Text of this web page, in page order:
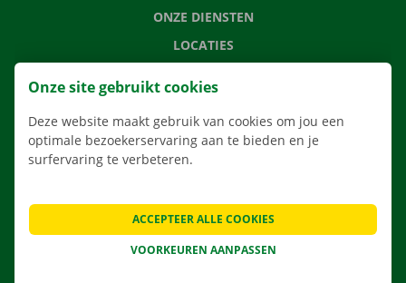
ONZE DIENSTEN
LOCATIES
VEELGESTELDE VRAGEN
NIEUWS
Onze site gebruikt cookies
Deze website maakt gebruik van cookies om jou een
optimale bezoekerservaring aan te bieden en je
surfervaring te verbeteren.
VOORKEUREN AANPASSEN
ACCEPTEER ALLE COOKIES